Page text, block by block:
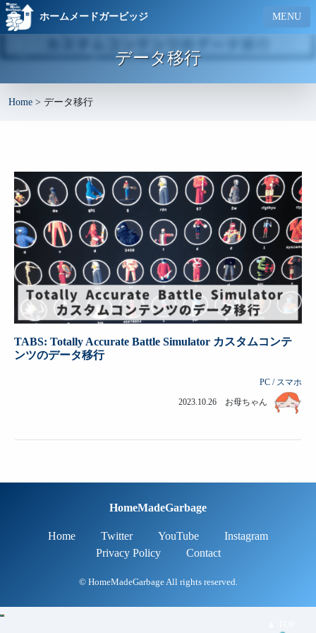
ホームメードガービッジ MENU
データ移行
Home > データ移行
TABS: Totally Accurate Battle Simulator カスタムコンテ
ンツのデータ移行
PC / スマホ
2023.10.26 お母ちゃん
HomeMadeGarbage
Home Twitter YouTube
Instagram
Privacy Policy
Contact
© HomeMadeGarbage All rights reserved.